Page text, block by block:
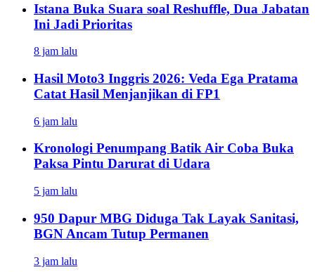
Istana Buka Suara soal Reshuffle, Dua Jabatan
Ini Jadi Prioritas
8 jam lalu
Hasil Moto3 Inggris 2026: Veda Ega Pratama
Catat Hasil Menjanjikan di FP1
6 jam lalu
Kronologi Penumpang Batik Air Coba Buka
Paksa Pintu Darurat di Udara
5 jam lalu
950 Dapur MBG Diduga Tak Layak Sanitasi,
BGN Ancam Tutup Permanen
3 jam lalu